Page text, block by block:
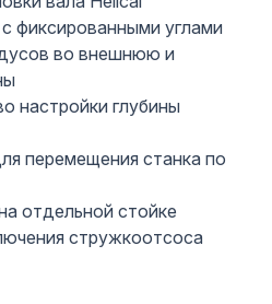
фиксированными углами
во внешнюю и
настройки глубины
перемещения станка по
отдельной стойке
стружкоотсоса